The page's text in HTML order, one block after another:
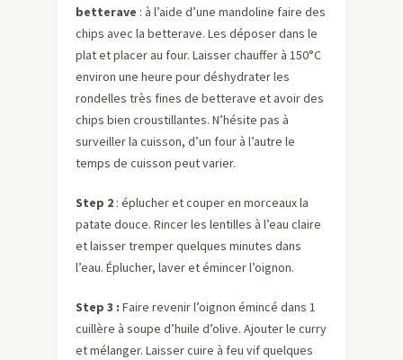
betterave : à l’aide d’une mandoline faire des
chips avec la betterave. Les déposer dans le
plat et placer au four. Laisser chauffer à 150°C
environ une heure pour déshydrater les
rondelles très fines de betterave et avoir des
chips bien croustillantes. N’hésite pas à
surveiller la cuisson, d’un four à l’autre le
temps de cuisson peut varier.
Step 2 : éplucher et couper en morceaux la
patate douce. Rincer les lentilles à l’eau claire
et laisser tremper quelques minutes dans
l’eau. Éplucher, laver et émincer l’oignon.
Step 3 : Faire revenir l’oignon émincé dans 1
cuillère à soupe d’huile d’olive. Ajouter le curry
et mélanger. Laisser cuire à feu vif quelques